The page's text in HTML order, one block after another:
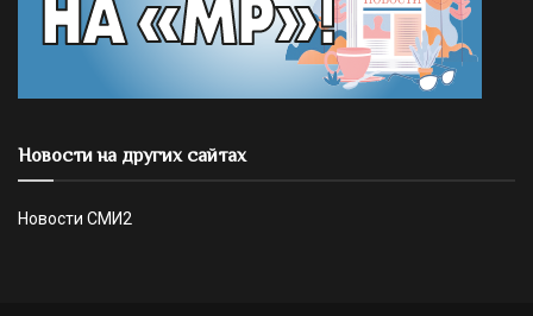
Новости на других сайтах
Новости СМИ2